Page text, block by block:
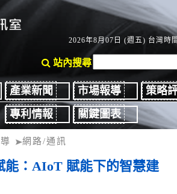
2026年8月07日 (週五) 台灣時
站內搜尋
產業新聞 市場報導
策略
專利情報
關鍵圖表
網路/通訊
能：AIoT 賦能下的智慧建